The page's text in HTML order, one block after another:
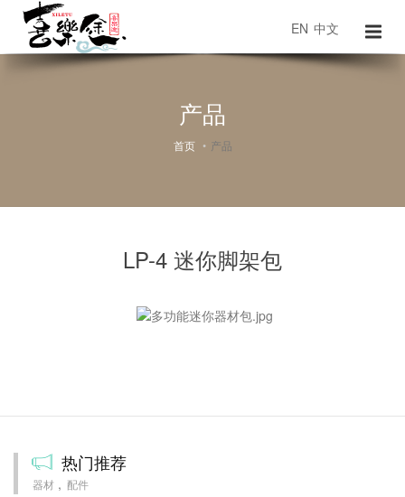
EN 中文
产品
首页 产品
LP-4 迷你脚架包
热门推荐
器材 配件